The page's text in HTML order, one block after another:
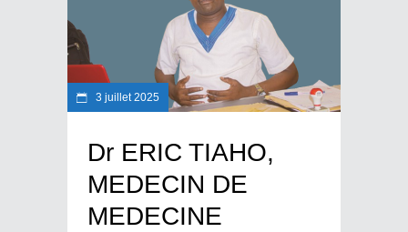
3 juillet 2025
Dr ERIC TIAHO,
MEDECIN DE
MEDECINE